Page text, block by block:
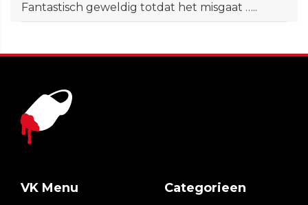
Fantastisch geweldig totdat het misgaat …..
VK Menu Categorieen